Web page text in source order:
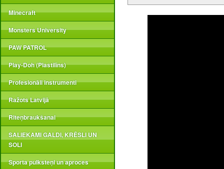
Minecraft
Monsters University
PAW PATROL
Play-Doh (Plastilīns)
Profesionāli instrumenti
Ražots Latvijā
Riteņbraukšanai
SALIEKAMI GALDI, KRĒSLI UN
SOLI
Sporta pulksteņi un aproces